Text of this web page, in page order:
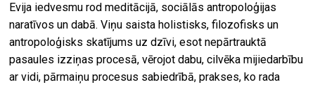
Evija iedvesmu rod meditācijā, sociālās antropoloģijas
naratīvos un dabā. Viņu saista holistisks, filozofisks un
antropoloģisks skatījums uz dzīvi, esot nepārtrauktā
pasaules izziņas procesā, vērojot dabu, cilvēka mijiedarbību
ar vidi, pārmaiņu procesus sabiedrībā, prakses, ko rada